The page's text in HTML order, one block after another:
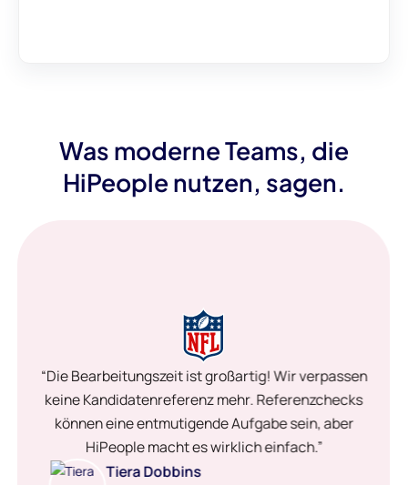
Was moderne Teams, die
HiPeople nutzen, sagen.
“Die Bearbeitungszeit ist großartig! Wir verpassen
keine Kandidatenreferenz mehr. Referenzchecks
können eine entmutigende Aufgabe sein, aber
HiPeople macht es wirklich einfach.”
Tiera Dobbins